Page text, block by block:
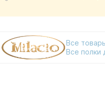
Все
Все полки